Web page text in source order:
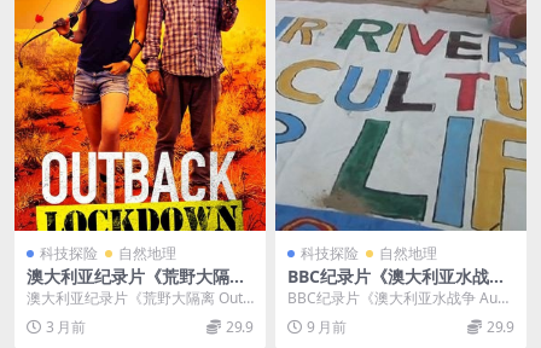
科技探险 自然地理
澳大利亚纪录片《荒野大隔离
Outback Lockdown 2020》
全3集 英语中英双字 无水印纯
净版 1080P/MKV/8.71G 荒野
澳大利亚纪录片《荒野大隔离 Outb
ack Lockdown 2020》全3集介...
3 月前 29.9
科技探险 自然地理
BBC纪录片《澳大利亚水战争
Australia’s Water Wars 201
9》英语 720P/MKV/550M 澳
大利亚纪录片下载
BBC纪录片《澳大利亚水战争 Aust
ralia’s Water W...
9 月前 29.9